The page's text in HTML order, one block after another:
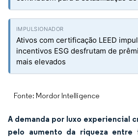
Ativos com certificação LEED
incentivos ESG desfrutam de
mais elevados
Fonte: Mordor Intelligence
A demanda por luxo experiencial
pelo aumento da riqueza entre